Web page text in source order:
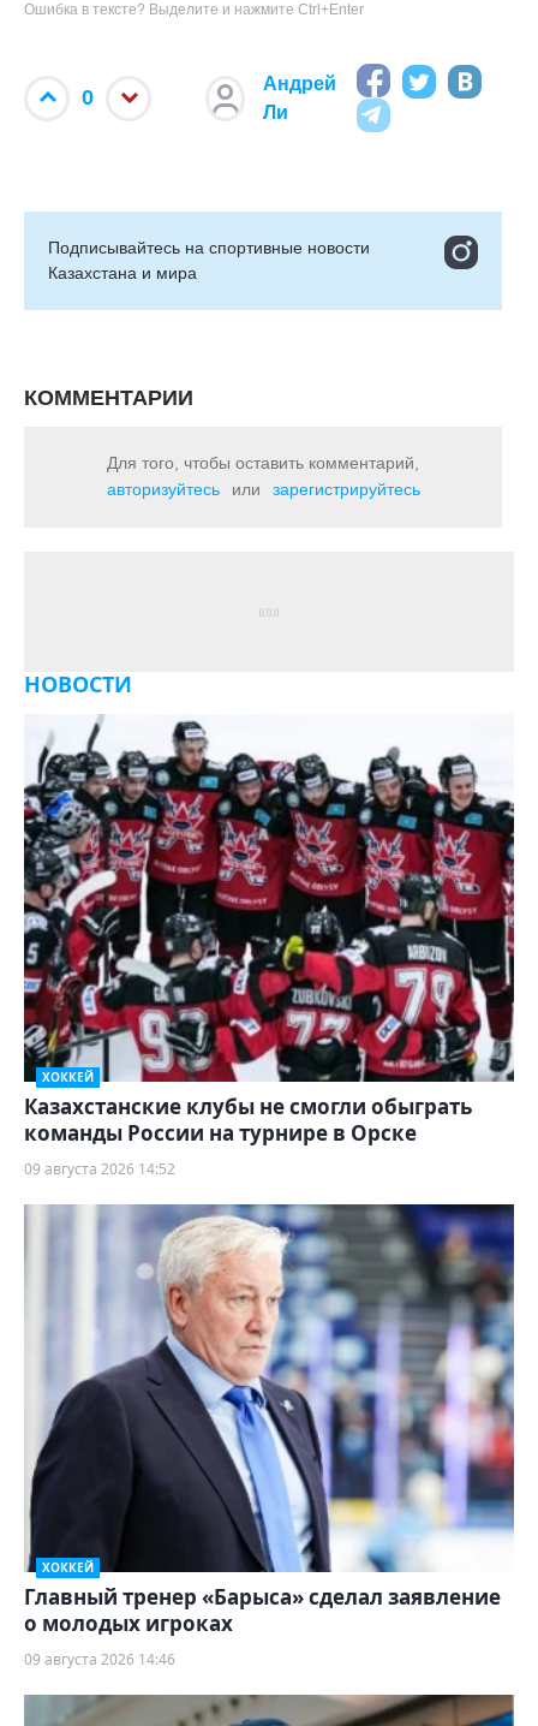
Ошибка в тексте? Выделите и нажмите Ctrl+Enter
0
Андрей
Ли
Подписывайтесь на cпортивные новости
Казахстана и мира
КОММЕНТАРИИ
Для того, чтобы оставить комментарий,
авторизуйтесь
или зарегистрируйтесь
НОВОСТИ
ХОККЕЙ
Казахстанские клубы не смогли обыграть
команды России на турнире в Орске
09 августа 2026 14:52
ХОККЕЙ
Главный тренер «Барыса» сделал заявление
о молодых игроках
09 августа 2026 14:46